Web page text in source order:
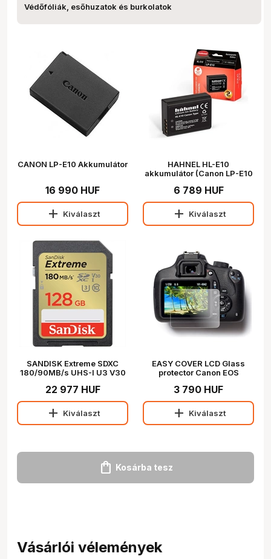
Védőfóliák, esőhuzatok és burkolatok
CANON LP-E10 Akkumulátor
16 990 HUF
add Kiválaszt
HAHNEL HL-E10
akkumulátor (Canon LP-E10
6 789 HUF
add Kiválaszt
SANDISK Extreme SDXC
180/90MB/s UHS-I U3 V30
22 977 HUF
add Kiválaszt
EASY COVER LCD Glass
protector Canon EOS
3 790 HUF
add Kiválaszt
shopping_bag Kosárba tesz
Vásárlói vélemények